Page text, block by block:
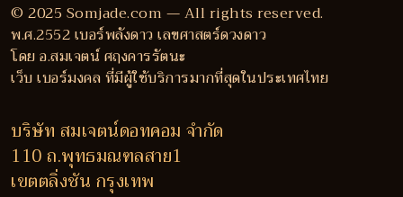
© 2025 Somjade.com — All rights reserved.
พ.ศ.2552 เบอร์พลังดาว เลขศาสตร์ดวงดาว
โดย อ.สมเจตน์ ศฤงคารรัตนะ
เว็บ เบอร์มงคล ที่มีผู้ใช้บริการมากที่สุดในประเทศไทย
บริษัท สมเจตน์ดอทคอม จำกัด
110 ถ.พุทธมณฑลสาย1
เขตตลิ่งชัน กรุงเทพ